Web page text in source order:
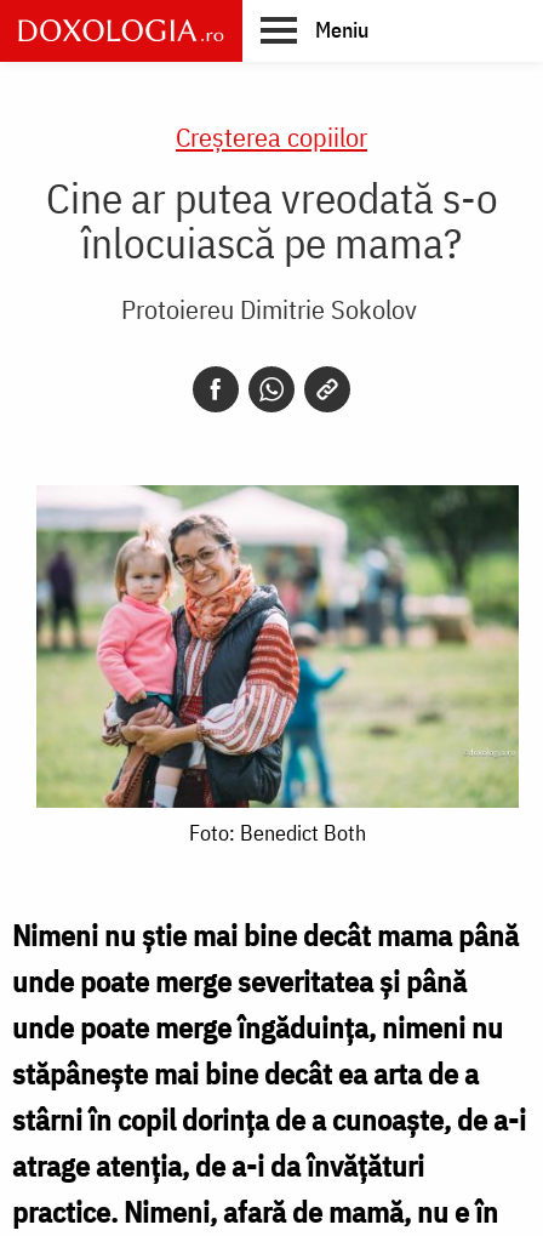
Skip
to
main
Meniu
Creşterea copiilor
Cine ar putea vreodată s-o
înlocuiască pe mama?
Protoiereu Dimitrie Sokolov
Foto: Benedict Both
Nimeni nu ştie mai bine decât mama până
unde poate merge severitatea şi până
unde poate merge îngăduinţa, nimeni nu
stăpâneşte mai bine decât ea arta de a
stârni în copil dorinţa de a cunoaşte, de a-i
atrage atenţia, de a-i da învăţături
practice. Nimeni, afară de mamă, nu e în